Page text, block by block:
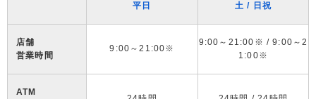
平日 土 / 日祝
店舗
営業時間
9:00～21:00※
9:00～21:00※ / 9:00～2
1:00※
ATM